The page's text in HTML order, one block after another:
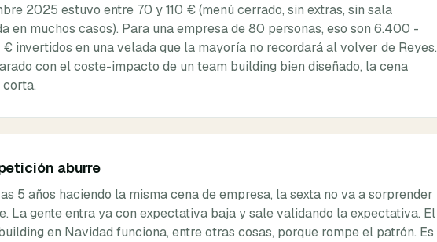
2025 estuvo entre 70 y 110 € (menú cerrado, sin extras, sin sala
en muchos casos). Para una empresa de 80 personas, eso son 6.400 -
invertidos en una velada que la mayoría no recordará al volver de Reyes.
con el coste-impacto de un team building bien diseñado, la cena
corta.
aburre
5 años haciendo la misma cena de empresa, la sexta no va a sorprender
La gente entra ya con expectativa baja y sale validando la expectativa. El
en Navidad funciona, entre otras cosas, porque rompe el patrón. Es